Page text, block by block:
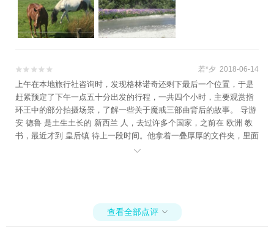

 若*夕 2018-06-14
上午在本地旅行社咨询时，发现格林诺奇还剩下最后一个位置，于是
赶紧预定了下午一点五十分出发的行程，一共四个小时，主要观赏指
环王中的部分拍摄场景，了解一些关于魔戒三部曲背后的故事。 导游
安 德鲁 是土生土长的 新西兰 人，去过许多个国家，之前在 欧洲 教
书，最近才到 皇后镇 待上一段时间。他拿着一叠厚厚的文件夹，里面
是有关于电影的资料和照片。 除去安 德鲁 之外，车上只有四名游
开始拍摄魔戒系列电影，整部电影用时八年，一次性拍摄了三部。由
于在 新西兰 拍摄时的时间地点季节不同，每一个片段就像是庞大拼图

查看全部点评 